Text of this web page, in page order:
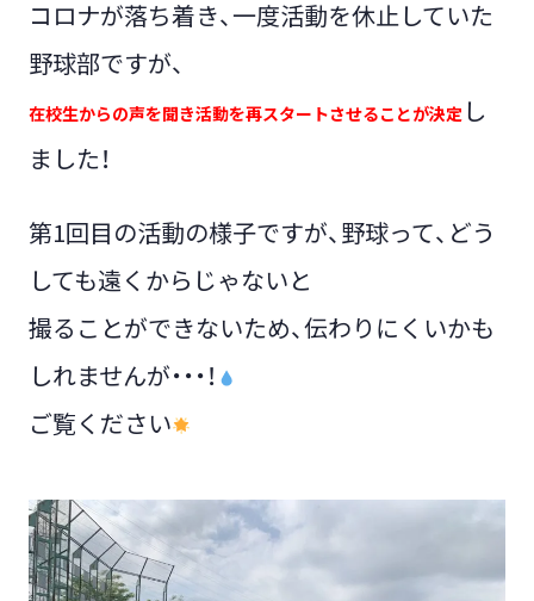
コロナが落ち着き、一度活動を休止していた
野球部ですが、
在校生からの声を聞き活動を再スタートさせることが決定 し
ました！
第1回目の活動の様子ですが、野球って、どう
しても遠くからじゃないと
撮ることができないため、伝わりにくいかも
しれませんが・・・！
ご覧ください